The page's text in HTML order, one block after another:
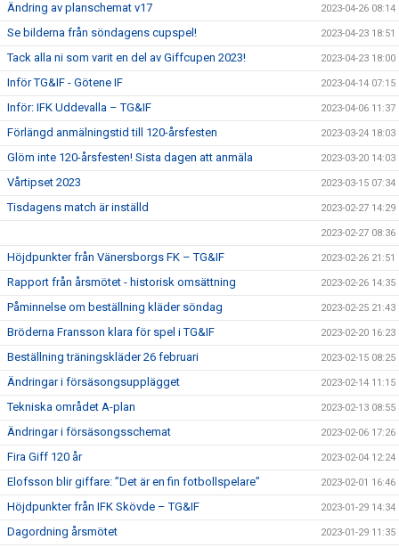
Ändring av planschemat v17 2023-04-26 08:14
Se bilderna från söndagens cupspel! 2023-04-23 18:51
Tack alla ni som varit en del av Giffcupen 2023! 2023-04-23 18:00
Inför TG&IF - Götene IF 2023-04-14 07:15
Inför: IFK Uddevalla – TG&IF 2023-04-06 11:37
Förlängd anmälningstid till 120-årsfesten 2023-03-24 18:03
Glöm inte 120-årsfesten! Sista dagen att anmäla 2023-03-20 14:03
Vårtipset 2023 2023-03-15 07:34
Tisdagens match är inställd 2023-02-27 14:29
2023-02-27 08:36
Höjdpunkter från Vänersborgs FK – TG&IF 2023-02-26 21:51
Rapport från årsmötet - historisk omsättning 2023-02-26 14:35
Påminnelse om beställning kläder söndag 2023-02-25 21:43
Bröderna Fransson klara för spel i TG&IF 2023-02-20 16:23
Beställning träningskläder 26 februari 2023-02-15 08:25
Ändringar i försäsongsupplägget 2023-02-14 11:15
Tekniska området A-plan 2023-02-13 08:55
Ändringar i försäsongsschemat 2023-02-06 17:26
Fira Giff 120 år 2023-02-04 12:24
Elofsson blir giffare: ”Det är en fin fotbollspelare” 2023-02-01 16:46
Höjdpunkter från IFK Skövde – TG&IF 2023-01-29 14:34
Dagordning årsmötet 2023-01-29 11:35